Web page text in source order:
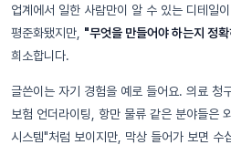
업계에서 일한 사람만이 알 수 있는 디테일
평준화됐지만, "무엇을 만들어야 하는지 정
희소합니다.
글쓴이는 자기 경험을 예로 들어요. 의료 청
보험 언더라이팅, 항만 물류 같은 분야들은
시스템"처럼 보이지만, 막상 들어가 보면 수